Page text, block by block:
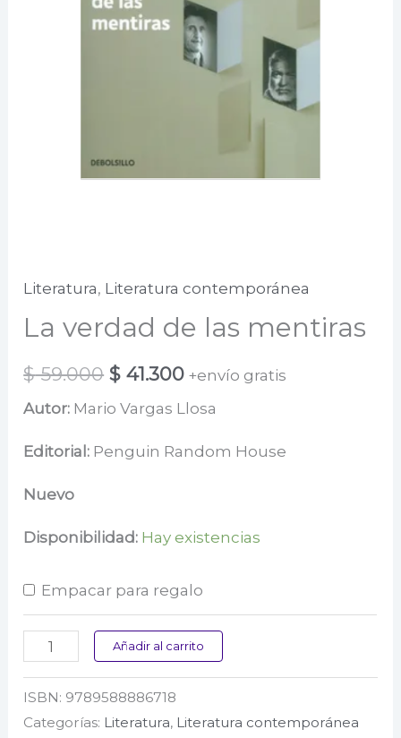
Literatura, Literatura contemporánea
La verdad de las mentiras
$59.000 El
precio
original
$ 41.300El
precio
actual
+envío gratis
Autor: Mario Vargas Llosa
Editorial: Penguin Random House
Nuevo
Disponibilidad: Hay existencias
Empacar para regalo
de
las
Añadir al carrito
ISBN: 9789588886718
Categorías: Literatura, Literatura contemporánea